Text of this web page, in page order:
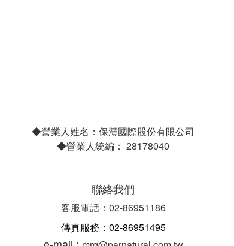
◆營業人姓名：保灃國際股份有限公司
◆營業人統編： 28178040
聯絡我們
客服電話：02-86951186
傳真服務：02-86951495